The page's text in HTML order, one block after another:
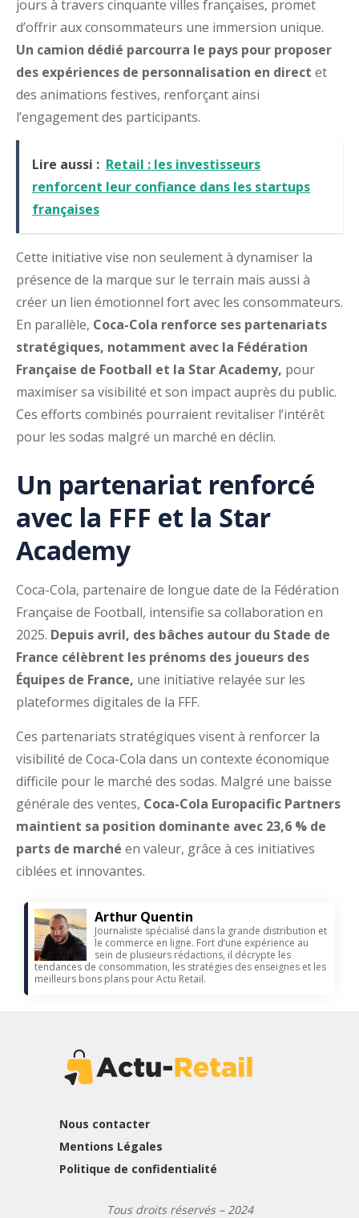
jours à travers cinquante villes françaises, promet
d’offrir aux consommateurs une immersion unique.
Un camion dédié parcourra le pays pour proposer
des expériences de personnalisation en direct et
des animations festives, renforçant ainsi
l’engagement des participants.
Lire aussi : Retail : les investisseurs
renforcent leur confiance dans les startups
françaises
Cette initiative vise non seulement à dynamiser la
présence de la marque sur le terrain mais aussi à
créer un lien émotionnel fort avec les consommateurs.
En parallèle, Coca-Cola renforce ses partenariats
stratégiques, notamment avec la Fédération
Française de Football et la Star Academy, pour
maximiser sa visibilité et son impact auprès du public.
Ces efforts combinés pourraient revitaliser l’intérêt
pour les sodas malgré un marché en déclin.
Un partenariat renforcé
avec la FFF et la Star
Academy
Coca-Cola, partenaire de longue date de la Fédération
Française de Football, intensifie sa collaboration en
2025. Depuis avril, des bâches autour du Stade de
France célèbrent les prénoms des joueurs des
Équipes de France, une initiative relayée sur les
plateformes digitales de la FFF.
Ces partenariats stratégiques visent à renforcer la
visibilité de Coca-Cola dans un contexte économique
difficile pour le marché des sodas. Malgré une baisse
générale des ventes, Coca-Cola Europacific Partners
maintient sa position dominante avec 23,6 % de
parts de marché en valeur, grâce à ces initiatives
ciblées et innovantes.
Arthur Quentin
Journaliste spécialisé dans la grande distribution et
le commerce en ligne. Fort d’une expérience au
sein de plusieurs rédactions, il décrypte les
tendances de consommation, les stratégies des enseignes et les
meilleurs bons plans pour Actu Retail.
Nous contacter
Mentions Légales
Politique de confidentialité
Tous droits réservés – 2024